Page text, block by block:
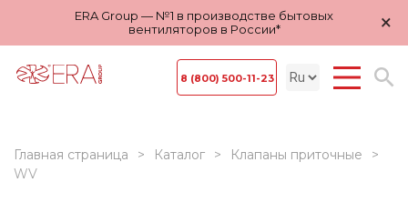
ERA Group — №1 в производстве бытовых
вентиляторов в России*
×
8 (800) 500-11-23
Главная страница Каталог
Клапаны приточные
WV